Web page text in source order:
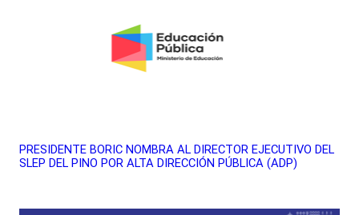
PRESIDENTE BORIC NOMBRA AL DIRECTOR EJECUTIVO DEL
SLEP DEL PINO POR ALTA DIRECCIÓN PÚBLICA (ADP)